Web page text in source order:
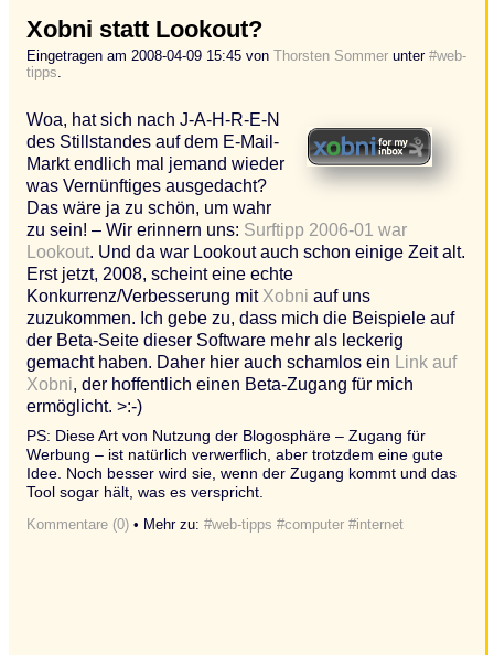
Xobni statt Lookout?
Eingetragen am 2008-04-09 15:45 von Thorsten Sommer unter #web-
tipps.
Woa, hat sich nach J-A-H-R-E-N
des Stillstandes auf dem E-Mail-
Markt endlich mal jemand wieder
was Vernünftiges ausgedacht?
Das wäre ja zu schön, um wahr
zu sein! – Wir erinnern uns: Surftipp 2006-01 war
Lookout. Und da war Lookout auch schon einige Zeit alt.
Erst jetzt, 2008, scheint eine echte
Konkurrenz/Verbesserung mit Xobni auf uns
zuzukommen. Ich gebe zu, dass mich die Beispiele auf
der Beta-Seite dieser Software mehr als leckerig
gemacht haben. Daher hier auch schamlos ein
Link auf
Xobni, der hoffentlich einen Beta-Zugang für mich
ermöglicht. >:-)
PS: Diese Art von Nutzung der Blogosphäre – Zugang für
Werbung – ist natürlich verwerflich, aber trotzdem eine gute
Idee. Noch besser wird sie, wenn der Zugang kommt und das
Tool sogar hält, was es verspricht.
Kommentare (0) • Mehr zu: #web-tipps #computer #internet